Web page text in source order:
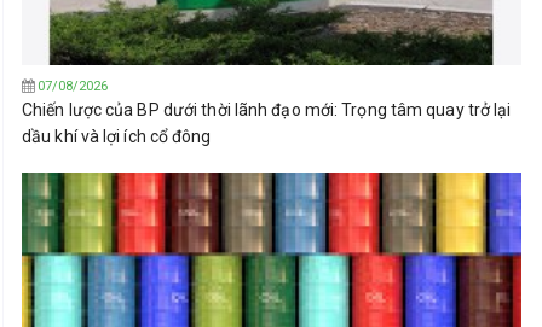
07/08/2026
Chiến lược của BP dưới thời lãnh đạo mới: Trọng tâm quay trở lại
dầu khí và lợi ích cổ đông